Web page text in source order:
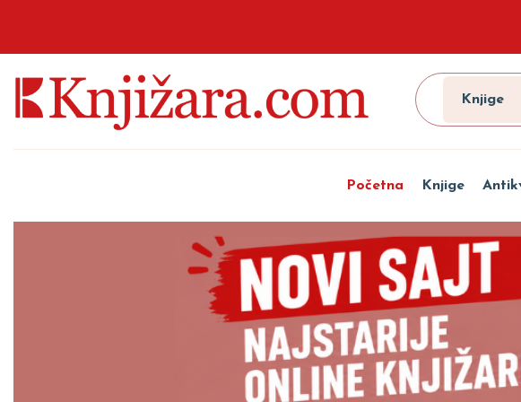
Knjige
Početna Knjige